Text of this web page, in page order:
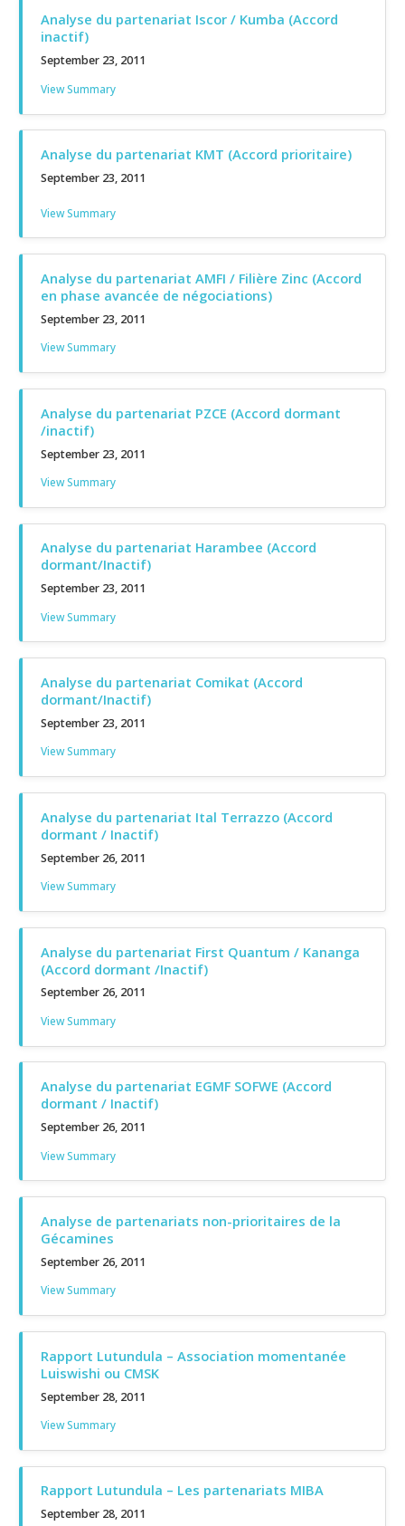
Analyse du partenariat Iscor / Kumba (Accord
inactif)
September 23, 2011
View Summary
Analyse du partenariat KMT (Accord prioritaire)
September 23, 2011
View Summary
Analyse du partenariat AMFI / Filière Zinc (Accord
en phase avancée de négociations)
September 23, 2011
View Summary
Analyse du partenariat PZCE (Accord dormant
/inactif)
September 23, 2011
View Summary
Analyse du partenariat Harambee (Accord
dormant/Inactif)
September 23, 2011
View Summary
Analyse du partenariat Comikat (Accord
dormant/Inactif)
September 23, 2011
View Summary
Analyse du partenariat Ital Terrazzo (Accord
dormant / Inactif)
September 26, 2011
View Summary
Analyse du partenariat First Quantum / Kananga
(Accord dormant /Inactif)
September 26, 2011
View Summary
Analyse du partenariat EGMF SOFWE (Accord
dormant / Inactif)
September 26, 2011
View Summary
Analyse de partenariats non-prioritaires de la
Gécamines
September 26, 2011
View Summary
Rapport Lutundula – Association momentanée
Luiswishi ou CMSK
September 28, 2011
View Summary
Rapport Lutundula – Les partenariats MIBA
September 28, 2011